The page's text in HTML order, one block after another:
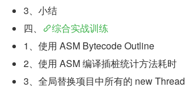
3、小结
四、
综合实战训练
1、使用 ASM Bytecode Outline
2、使用 ASM 编译插桩统计方法耗时
3、全局替换项目中所有的 new Thread